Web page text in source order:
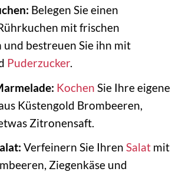
Belegen Sie einen
mit frischen
und bestreuen Sie ihn mit
Puderzucker.
Kochen Sie Ihre eigene
Küstengold Brombeeren,
Zitronensaft.
Verfeinern Sie Ihren Salatmit
Ziegenkäse und